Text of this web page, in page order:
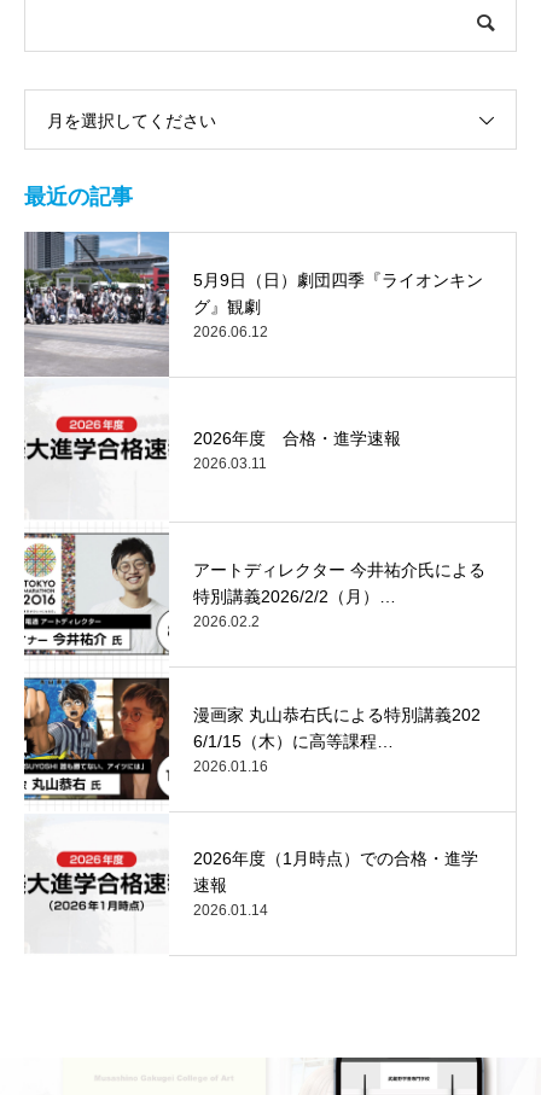
月を選択してください
最近の記事
5月9日（日）劇団四季『ライオンキン
グ』観劇
2026.06.12
2026年度 合格・進学速報
2026.03.11
アートディレクター 今井祐介氏による
特別講義2026/2/2（月）…
2026.02.2
漫画家 丸山恭右氏による特別講義202
6/1/15（木）に高等課程…
2026.01.16
2026年度（1月時点）での合格・進学
速報
2026.01.14